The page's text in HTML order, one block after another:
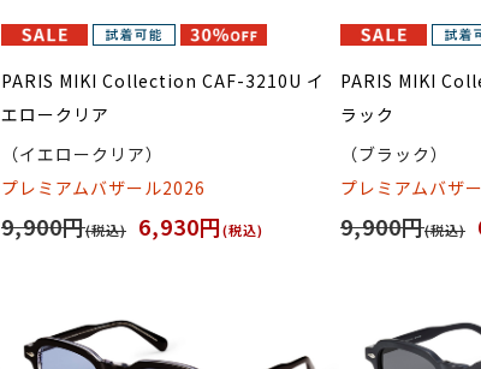
PARIS MIKI Collection CAF-3210U イ
エロークリア
（イエロークリア）
プレミアムバザール2026
9,900円(税込) 6,930円(税込)
PARIS MIKI
ラック
（ブラック）
プレミアムバザ
9,900円(税込)